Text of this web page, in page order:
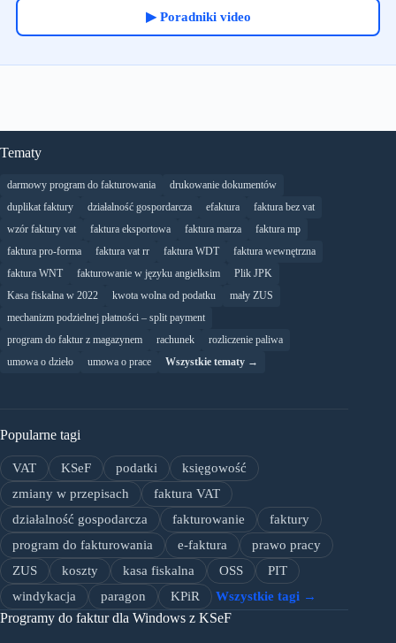
▶ Poradniki video
Tematy
darmowy program do fakturowania
drukowanie dokumentów
duplikat faktury
działalność gospordarcza efaktura
faktura bez vat
wzór faktury vat
faktura eksportowa faktura marza
faktura mp
faktura pro-forma
faktura vat rr faktura WDT
faktura wewnętrzna
faktura WNT
fakturowanie w języku angielksim
Plik JPK
Kasa fiskalna w 2022
kwota wolna od podatku
mały ZUS
mechanizm podzielnej płatności – split payment
program do faktur z magazynem
rachunek
rozliczenie paliwa
umowa o dzieło
umowa o prace Wszystkie tematy →
Popularne tagi
VAT KSeF podatki
księgowość
zmiany w przepisach
faktura VAT
działalność gospodarcza
fakturowanie
faktury
program do fakturowania
e-faktura
prawo pracy
ZUS
koszty kasa fiskalna OSS
PIT
windykacja
paragon KPiR Wszystkie tagi →
Programy do faktur dla Windows z KSeF